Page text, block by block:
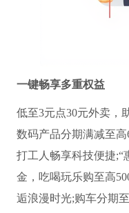
一键畅享多重权益
低至3元点30元外卖，
数码产品分期满减至
打工人畅享科技便捷;“
金，吃喝玩乐购至高
逅浪漫时光;购车分期